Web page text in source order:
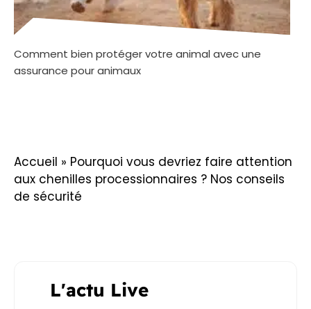
Comment bien protéger votre animal avec une
assurance pour animaux
Accueil » Pourquoi vous devriez faire attention
aux chenilles processionnaires ? Nos conseils
de sécurité
L'actu Live